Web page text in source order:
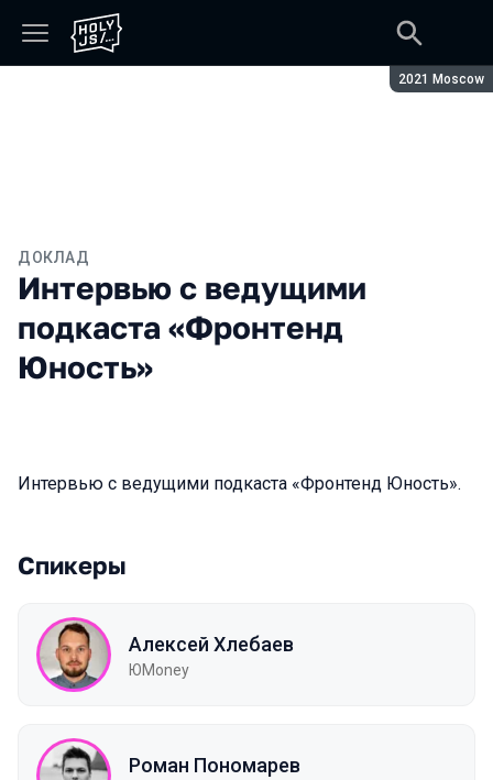
Сезон:
2021 Moscow
ДОКЛАД
Интервью с ведущими
подкаста «Фронтенд
Юность»
Интервью с ведущими подкаста «Фронтенд Юность».
Спикеры
Алексей Хлебаев
ЮMoney
Роман Пономарев